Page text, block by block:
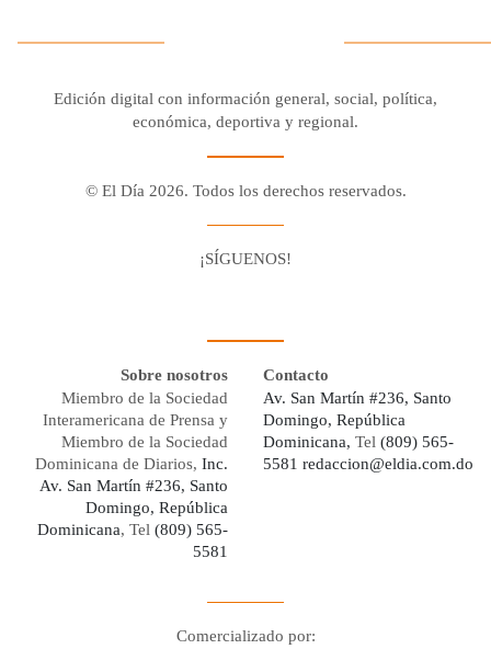
Edición digital con información general, social, política,
económica, deportiva y regional.
© El Día 2026. Todos los derechos reservados.
¡SÍGUENOS!
Sobre nosotros
Miembro de la Sociedad
Interamericana de Prensa y
Miembro de la Sociedad
Dominicana de Diarios, Inc.
Av. San Martín #236, Santo
Domingo, República
Dominicana, Tel (809) 565-
5581
Contacto
Av. San Martín #236, Santo
Domingo, República
Dominicana, Tel (809) 565-
5581 redaccion@eldia.com.do
Comercializado por: